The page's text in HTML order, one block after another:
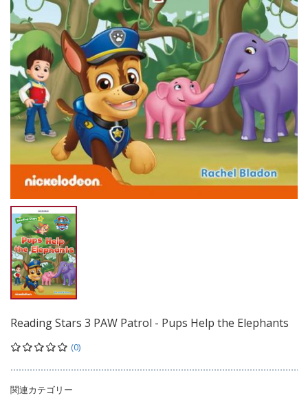
Reading Stars 3 PAW Patrol - Pups Help the Elephants
(0)
関連カテゴリー